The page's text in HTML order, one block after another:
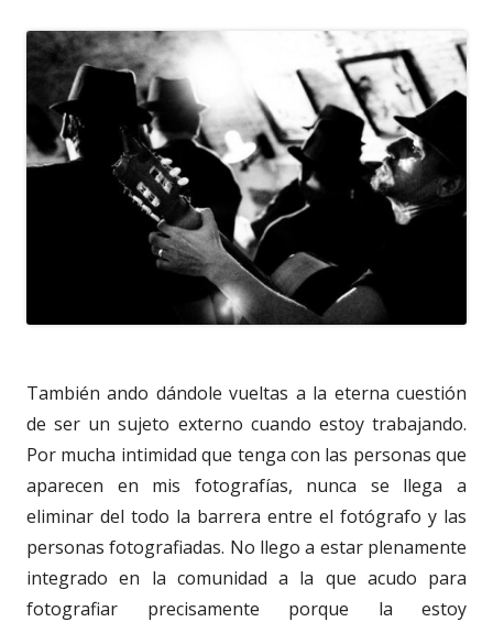
También ando dándole vueltas a la eterna cuestión
de ser un sujeto externo cuando estoy trabajando.
Por mucha intimidad que tenga con las personas que
aparecen en mis fotografías, nunca se llega a
eliminar del todo la barrera entre el fotógrafo y las
personas fotografiadas. No llego a estar plenamente
integrado en la comunidad a la que acudo para
fotografiar precisamente porque la estoy